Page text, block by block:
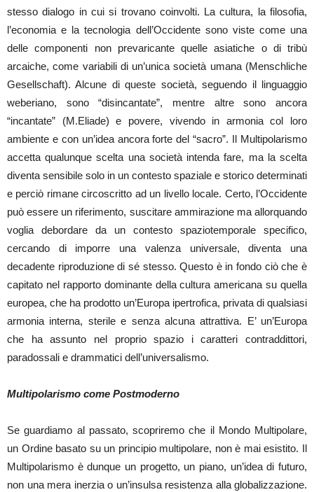
stesso dialogo in cui si trovano coinvolti. La cultura, la filosofia,
l’economia e la tecnologia dell’Occidente sono viste come una
delle componenti non prevaricante quelle asiatiche o di tribù
arcaiche, come variabili di un’unica società umana (Menschliche
Gesellschaft). Alcune di queste società, seguendo il linguaggio
weberiano, sono “disincantate”, mentre altre sono ancora
“incantate” (M.Eliade) e povere, vivendo in armonia col loro
ambiente e con un’idea ancora forte del “sacro”. Il Multipolarismo
accetta qualunque scelta una società intenda fare, ma la scelta
diventa sensibile solo in un contesto spaziale e storico determinati
e perciò rimane circoscritto ad un livello locale. Certo, l’Occidente
può essere un riferimento, suscitare ammirazione ma allorquando
voglia debordare da un contesto spaziotemporale specifico,
cercando di imporre una valenza universale, diventa una
decadente riproduzione di sé stesso. Questo è in fondo ciò che è
capitato nel rapporto dominante della cultura americana su quella
europea, che ha prodotto un’Europa ipertrofica, privata di qualsiasi
armonia interna, sterile e senza alcuna attrattiva. E’ un’Europa
che ha assunto nel proprio spazio i caratteri contraddittori,
paradossali e drammatici dell’universalismo.
Multipolarismo come Postmoderno
Se guardiamo al passato, scopriremo che il Mondo Multipolare,
un Ordine basato su un principio multipolare, non è mai esistito. Il
Multipolarismo è dunque un progetto, un piano, un’idea di futuro,
non una mera inerzia o un’insulsa resistenza alla globalizzazione.